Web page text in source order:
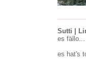
Sutti |
es fällo...
es hat's